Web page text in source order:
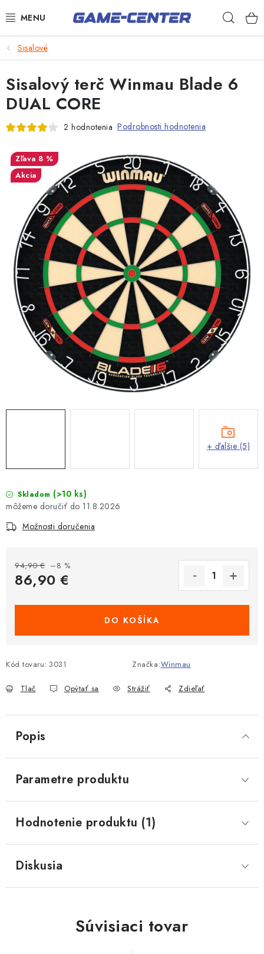
na
Šípky
Poker
Stolný futbal
Novinky
Darčekové poukazy
Kontakty
Sisalové
Skladom (>10 ks)
11.8.2026
Možnosti doručenia
94,90 € –8 %
86,90 €
DO KOŠÍKA
Kód tovaru: 3031 Značka:Winmau
Tlač Opýtať sa Strážiť Zdieľať
Sisalový terč Winmau Blade 6
DUAL CORE
2 hodnotenia Podrobnosti hodnotenia
8 %
Akcia
+ ďalšie (5)
Popis
Parametre produktu
Hodnotenie produktu (1)
Diskusia
Súvisiaci tovar